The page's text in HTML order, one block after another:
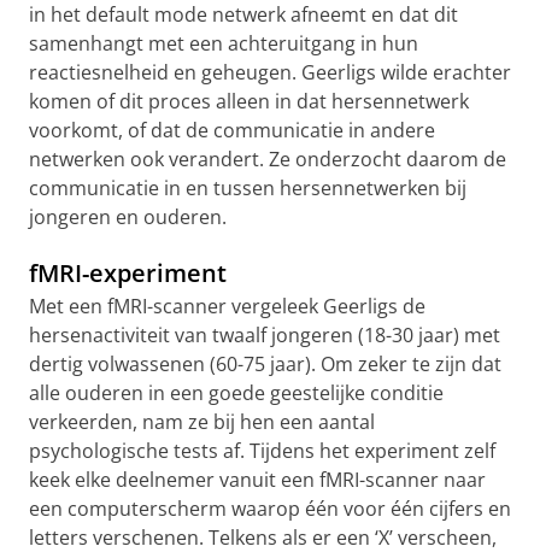
in het default mode netwerk afneemt en dat dit
samenhangt met een achteruitgang in hun
reactiesnelheid en geheugen. Geerligs wilde erachter
komen of dit proces alleen in dat hersennetwerk
voorkomt, of dat de communicatie in andere
netwerken ook verandert. Ze onderzocht daarom de
communicatie in en tussen hersennetwerken bij
jongeren en ouderen.
fMRI-experiment
Met een fMRI-scanner vergeleek Geerligs de
hersenactiviteit van twaalf jongeren (18-30 jaar) met
dertig volwassenen (60-75 jaar). Om zeker te zijn dat
alle ouderen in een goede geestelijke conditie
verkeerden, nam ze bij hen een aantal
psychologische tests af. Tijdens het experiment zelf
keek elke deelnemer vanuit een fMRI-scanner naar
een computerscherm waarop één voor één cijfers en
letters verschenen. Telkens als er een ‘X’ verscheen,